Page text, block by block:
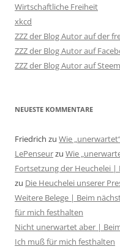
Wirtschaftliche Freiheit
xkcd
ZZZ der Blog Autor auf der
ZZZ der Blog Autor auf
ZZZ der Blog Autor auf
NEUESTE KOMMENTARE
Friedrich zu Wie
LePenseurzu Wie
Fortsetzung der Heuchelei |
zu Die Heuchelei unserer
Weitere Belege | Beim
für mich festhalten
Nicht unerwartet aber |
Ich muß für mich festhalten